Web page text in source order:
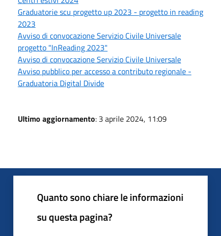
Graduatorie scu progetto up 2023 - progetto in reading
2023
Avviso di convocazione Servizio Civile Universale
progetto "InReading 2023"
Avviso di convocazione Servizio Civile Universale
Avviso pubblico per accesso a contributo regionale -
Graduatoria Digital Divide
Ultimo aggiornamento: 3 aprile 2024, 11:09
Quanto sono chiare le informazioni
su questa pagina?